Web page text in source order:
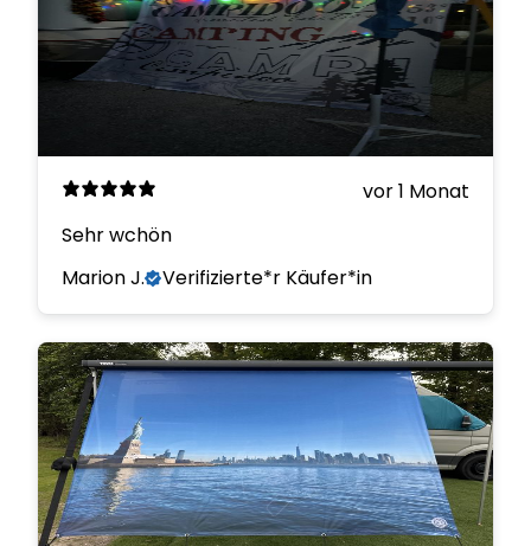
vor 1 Monat
Sehr wchön
Marion J.
Verifizierte*r Käufer*in